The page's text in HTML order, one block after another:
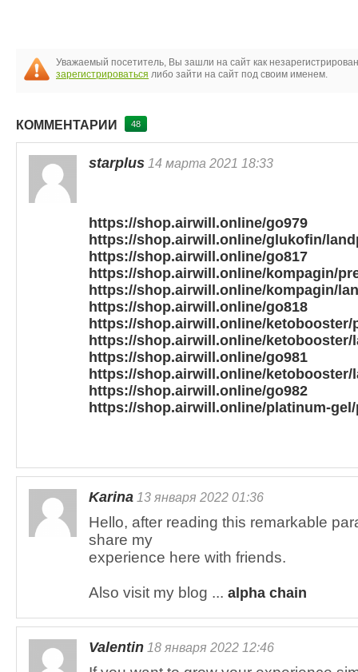
Уважаемый посетитель, Вы зашли на сайт как
зарегистрироваться либо зайти на сайт под своим именем.
КОММЕНТАРИИ 48
starplus 14 марта 2021 18:33
https://shop.airwill.online/go979
https://shop.airwill.online/glukofin/
https://shop.airwill.online/go817
https://shop.airwill.online/kompagin/
https://shop.airwill.online/kompagin/
https://shop.airwill.online/go818
https://shop.airwill.online/ketobooster/
https://shop.airwill.online/ketobooster/
https://shop.airwill.online/go981
https://shop.airwill.online/ketobooster/
https://shop.airwill.online/go982
https://shop.airwill.online/platinum-
Karina 13 января 2022 01:36
Hello, after reading this remarkable
share my
experience here with friends.
Also visit my blog ... alpha chain
Valentin 18 января 2022 12:46